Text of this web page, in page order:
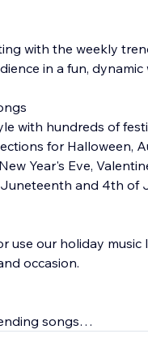
with the weekly
in a fun, dynamic
with hundreds of
for Halloween,
Year's Eve,
and 4th of
use our holiday
occasion.
songs
every seasons,